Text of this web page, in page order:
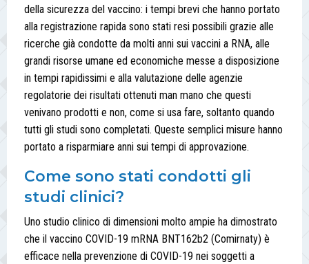
della sicurezza del vaccino: i tempi brevi che hanno portato
alla registrazione rapida sono stati resi possibili grazie alle
ricerche già condotte da molti anni sui vaccini a RNA, alle
grandi risorse umane ed economiche messe a disposizione
in tempi rapidissimi e alla valutazione delle agenzie
regolatorie dei risultati ottenuti man mano che questi
venivano prodotti e non, come si usa fare, soltanto quando
tutti gli studi sono completati. Queste semplici misure hanno
portato a risparmiare anni sui tempi di approvazione.
Come sono stati condotti gli
studi clinici?
Uno studio clinico di dimensioni molto ampie ha dimostrato
che il vaccino COVID-19 mRNA BNT162b2 (Comirnaty) è
efficace nella prevenzione di COVID-19 nei soggetti a